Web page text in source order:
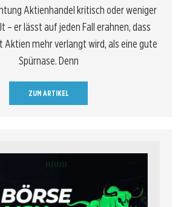
Aktienhandel kritisch oder weniger
– er lässt auf jeden Fall erahnen, dass
Aktien mehr verlangt wird, als eine gute
Spürnase. Denn
ZUM ARTIKEL